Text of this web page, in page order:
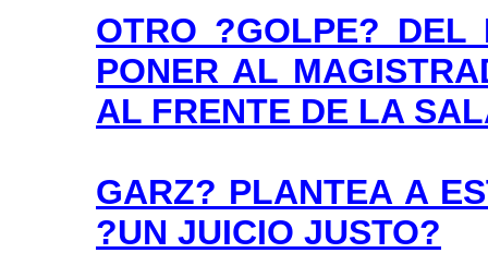
OTRO ?GOLPE?
PONER AL
AL FRENTE DE LA
GARZ? PLANTEA A
?UN JUICIO JUSTO?